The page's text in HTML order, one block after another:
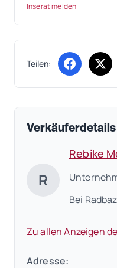
Inserat melden
Teilen: (öffnet in
Verkäuferdetails
R
Rebike
Bei
Zu allen Anzeigen
Adresse: